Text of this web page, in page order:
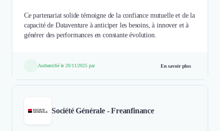
Ce partenariat solide témoigne de la confiance mutuelle et de la
capacité de Dataventure à anticiper les besoins, à innover et à
générer des performances en constante évolution.​
Authentifié le 20/11/2025 par En savoir plus
Société Générale - Freanfinance